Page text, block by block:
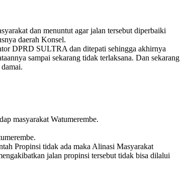
dan menuntut agar jalan tersebut diperbaiki
daerah Konsel.
DPRD SULTRA dan ditepati sehingga akhirnya
sampai sekarang tidak terlaksana. Dan sekarang
masyarakat Watumerembe.
Propinsi tidak ada maka Alinasi Masyarakat
jalan propinsi tersebut tidak bisa dilalui